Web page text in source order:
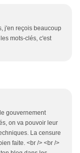
j'en reçois beaucoup
mots-clés, c'est
gouvernement
on va pouvoir leur
La censure
faite. <br /> <br />